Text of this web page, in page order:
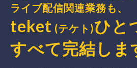
ライブ配信関連業務も、
teket (テケト)ひと
すべて完結 しま